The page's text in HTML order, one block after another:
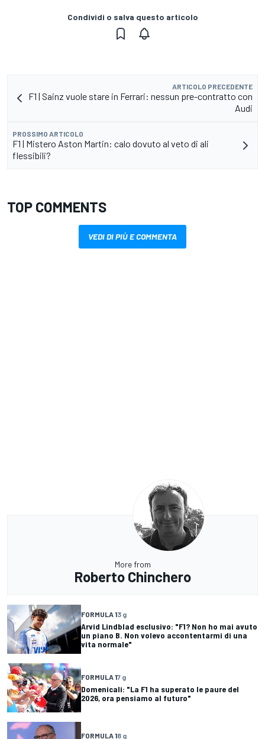
Condividi o salva questo articolo
ARTICOLO PRECEDENTE
F1 | Sainz vuole stare in Ferrari: nessun pre-contratto con
Audi
PROSSIMO ARTICOLO
F1 | Mistero Aston Martin: calo dovuto al veto di ali
flessibili?
TOP COMMENTS
VEDI DI PIÙ E COMMENTA
More from
Roberto Chinchero
FORMULA 13 g
Arvid Lindblad esclusivo: "F1? Non ho mai avuto
un piano B. Non volevo accontentarmi di una
vita normale"
FORMULA 17 g
Domenicali: "La F1 ha superato le paure del
2026, ora pensiamo al futuro"
FORMULA 18 g